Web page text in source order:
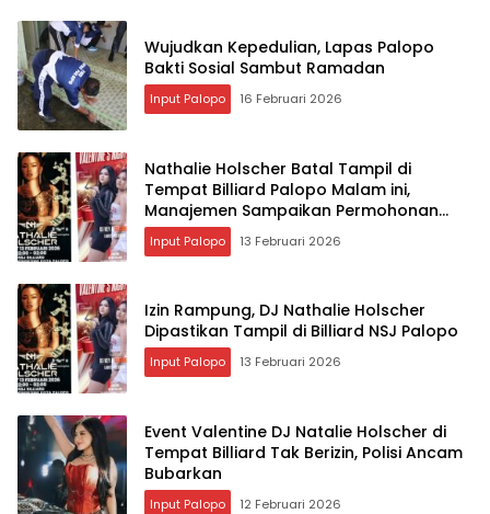
Wujudkan Kepedulian, Lapas Palopo
Bakti Sosial Sambut Ramadan
Input Palopo 16 Februari 2026
Nathalie Holscher Batal Tampil di
Tempat Billiard Palopo Malam ini,
Manajemen Sampaikan Permohonan
Maaf
Input Palopo 13 Februari 2026
Izin Rampung, DJ Nathalie Holscher
Dipastikan Tampil di Billiard NSJ Palopo
Input Palopo 13 Februari 2026
Event Valentine DJ Natalie Holscher di
Tempat Billiard Tak Berizin, Polisi Ancam
Bubarkan
Input Palopo 12 Februari 2026